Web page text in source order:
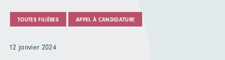
TOUTES FILIÈRES APPEL À CANDIDATURE
12 janvier 2024